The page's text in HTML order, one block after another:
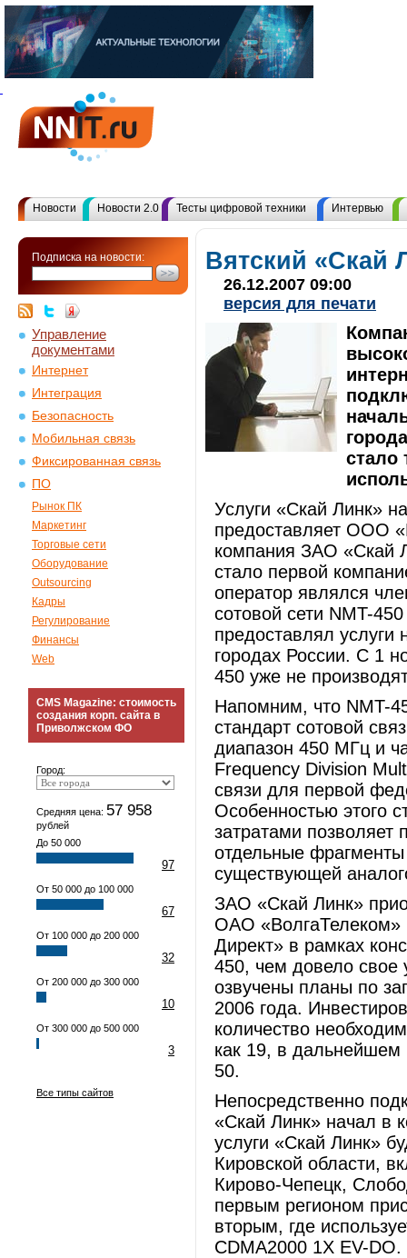
Новости Новости 2.0 Тесты цифровой техники Интервью
Подписка на новости:
Управление
документами
Интернет
Интеграция
Безопасность
Мобильная связь
Фиксированная связь
ПО
Рынок ПК
Маркетинг
Торговые сети
Оборудование
Outsourcing
Кадры
Регулирование
Финансы
Web
CMS Magazine: стоимость
создания корп. сайта в
Приволжском ФО
Город:
Средняя цена: 57 958
рублей
До 50 000
97
От 50 000 до 100 000
67
От 100 000 до 200 000
32
От 200 000 до 300 000
10
От 300 000 до 500 000
3
Все типы сайтов
Вятский «Скай
26.12.2007 09:00
версия для печати
стало
Услуги «Скай Линк»
предоставляет ООО
компания ЗАО «Скай
стало первой
оператор являлся
сотовой сети NMT-
предоставлял услуги
городах России. С 1
450 уже не
Напомним, что NMT-
стандарт сотовой
диапазон 450 МГц и
Frequency Division
связи для первой
Особенностью этого
затратами позволяет
отдельные
существующей
ЗАО «Скай Линк»
ОАО «ВолгаТелеком»
Директ» в рамках
450, чем довело свое
озвучены планы по
2006 года.
количество
как 19, в дальнейшем
50.
Непосредственно
«Скай Линк» начал в
услуги «Скай Линк»
Кировской области,
Кирово-Чепецк,
первым регионом
вторым, где
CDMA2000 1X EV-DO.